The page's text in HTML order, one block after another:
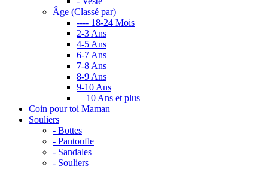
Âge (Classé par)
---- 18-24 Mois
2-3 Ans
4-5 Ans
6-7 Ans
7-8 Ans
8-9 Ans
9-10 Ans
—10 Ans et plus
Coin pour toi Maman
Souliers
- Bottes
- Pantoufle
- Sandales
- Souliers